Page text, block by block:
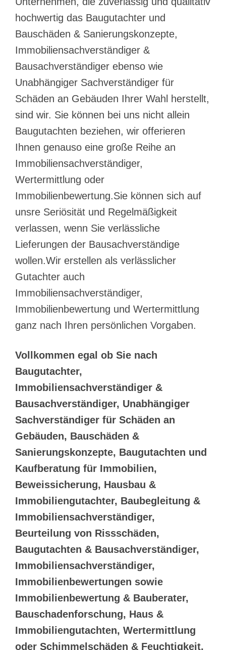
hochwertig das Baugutachter und
Bauschäden & Sanierungskonzepte,
Immobiliensachverständiger &
Bausachverständiger ebenso wie
Unabhängiger Sachverständiger für
Schäden an Gebäuden Ihrer Wahl herstellt,
sind wir. Sie können bei uns nicht allein
Baugutachten beziehen, wir offerieren
Ihnen genauso eine große Reihe an
Immobiliensachverständiger,
Wertermittlung oder
Immobilienbewertung.Sie können sich auf
unsre Seriösität und Regelmäßigkeit
verlassen, wenn Sie verlässliche
Lieferungen der Bausachverständige
wollen.Wir erstellen als verlässlicher
Gutachter auch
Immobiliensachverständiger,
Immobilienbewertung und Wertermittlung
ganz nach Ihren persönlichen Vorgaben.
Vollkommen egal ob Sie nach
Baugutachter,
Immobiliensachverständiger &
Bausachverständiger, Unabhängiger
Sachverständiger für Schäden an
Gebäuden, Bauschäden &
Sanierungskonzepte, Baugutachten und
Kaufberatung für Immobilien,
Beweissicherung, Hausbau &
Immobiliengutachter, Baubegleitung &
Immobiliensachverständiger,
Beurteilung von Rissschäden,
Baugutachten & Bausachverständiger,
Immobiliensachverständiger,
Immobilienbewertungen sowie
Immobilienbewertung & Bauberater,
Bauschadenforschung, Haus &
Immobiliengutachten, Wertermittlung
oder Schimmelschäden & Feuchtigkeit,